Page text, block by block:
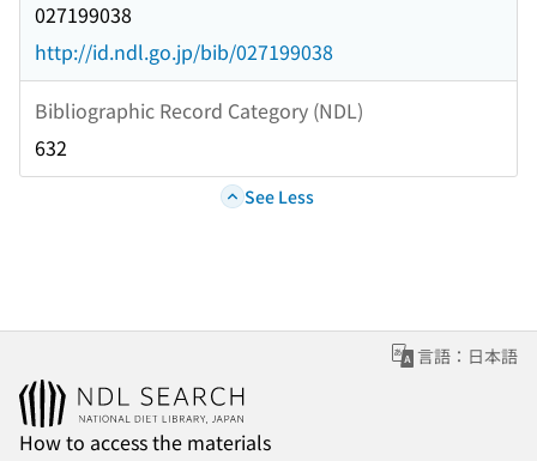
027199038
http://id.ndl.go.jp/bib/027199038
Bibliographic Record Category (NDL)
632
See Less
言語：日本語
How to access the materials